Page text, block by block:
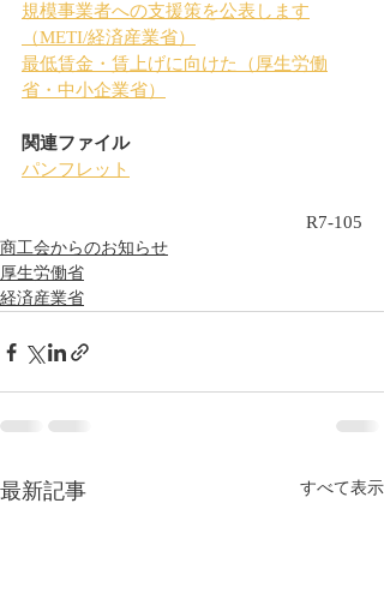
規模事業者への支援策を公表します
（METI/経済産業省）
最低賃金・賃上げに向けた（厚生労働
省・中小企業省）
関連ファイル
パンフレット
R7-105
商工会からのお知らせ
厚生労働省
経済産業省
最新記事 すべて表示